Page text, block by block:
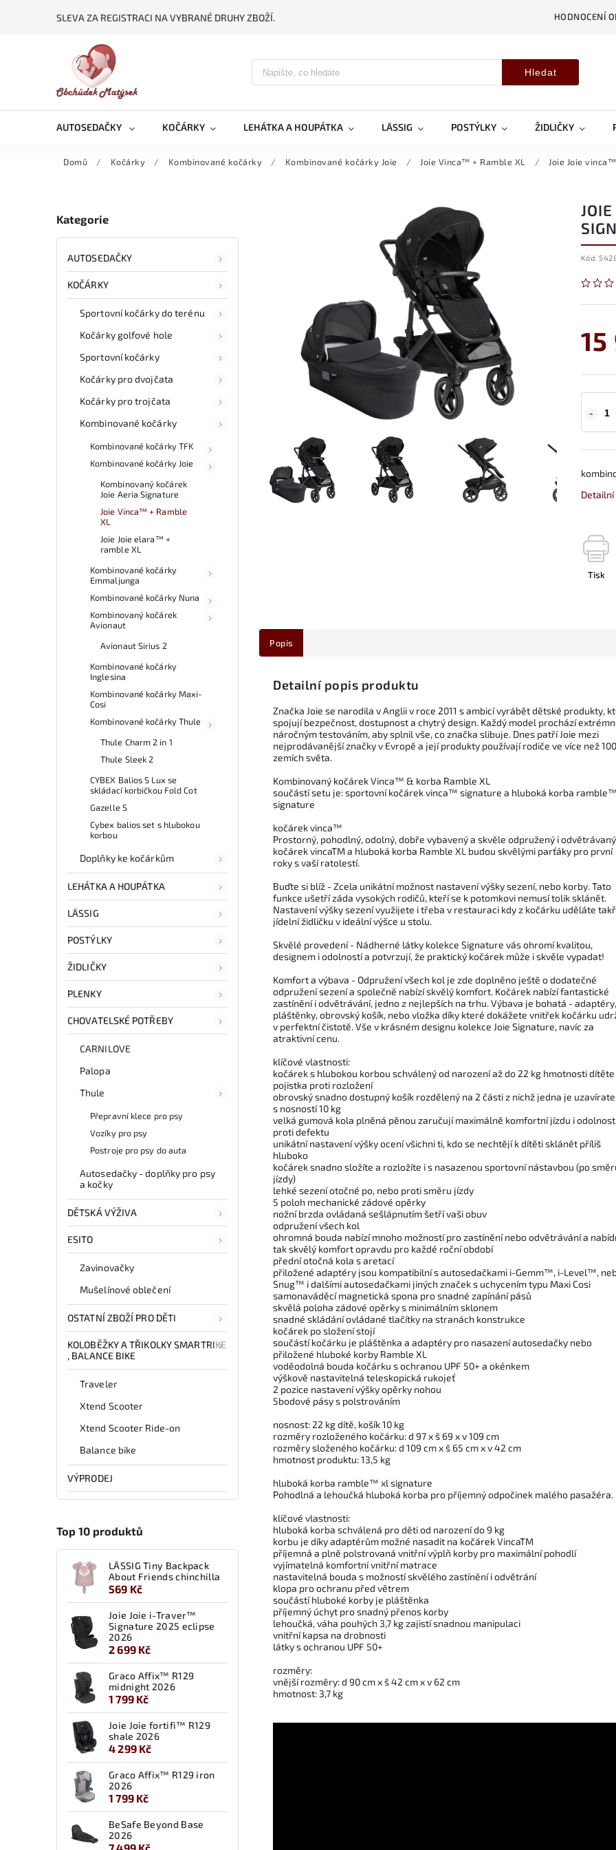
SLEVA ZA REGISTRACI NA VYBRANÉ DRUHY ZBOŽÍ. HODNOCENÍ
Hledat
AUTOSEDAČKY KOČÁRKY LEHÁTKA A HOUPÁTKA LÄSSIG POSTÝLKY ŽIDLIČKY
Domů / Kočárky / Kombinované kočárky / Kombinované kočárky Joie / Joie Vinca™ + Ramble XL / Joie Joie
Kategorie
AUTOSEDAČKY
KOČÁRKY
Sportovní kočárky do terénu
Kočárky golfové hole
Sportovní kočárky
Kočárky pro dvojčata
Kočárky pro trojčata
Kombinované kočárky
Kombinované kočárky TFK
Kombinované kočárky Joie
Kombinovaný kočárek
Joie Aeria Signature
Joie Vinca™ + Ramble
XL
Joie Joie elara™ +
ramble XL
Kombinované kočárky
Emmaljunga
Kombinované kočárky Nuna
Kombinovaný kočárek
Avionaut
Avionaut Sirius 2
Kombinované kočárky
Inglesina
Kombinované kočárky Maxi-
Cosi
Kombinované kočárky Thule
Thule Charm 2 in 1
Thule Sleek 2
CYBEX Balios S Lux se
skládací korbičkou Fold Cot
Gazelle S
Cybex balios set s hlubokou
korbou
Doplňky ke kočárkům
LEHÁTKA A HOUPÁTKA
LÄSSIG
POSTÝLKY
ŽIDLIČKY
PLENKY
CHOVATELSKÉ POTŘEBY
CARNILOVE
Palopa
Thule
Přepravní klece pro psy
Vozíky pro psy
Postroje pro psy do auta
Autosedačky - doplňky pro psy
a kočky
DĚTSKÁ VÝŽIVA
ESITO
Zavinovačky
Mušelínové oblečení
OSTATNÍ ZBOŽÍ PRO DĚTI
KOLOBĚŽKY A TŘIKOLKY SMARTRIKE
, BALANCE BIKE
Traveler
Xtend Scooter
Xtend Scooter Ride-on
Balance bike
VÝPRODEJ
Top 10 produktů
LÄSSIG Tiny Backpack
About Friends chinchilla
569 Kč
Joie Joie i-Traver™
Signature 2025 eclipse
2026
2 699 Kč
Graco Affix™ R129
midnight 2026
1 799 Kč
Joie Joie fortifi™ R129
shale 2026
4 299 Kč
Graco Affix™ R129 iron
2026
1 799 Kč
BeSafe Beyond Base
2026
7 499 Kč
Kód:
15
Tisk
Popis
Detailní popis produktu
Značka Joie se narodila v Anglii v roce 2011 s ambicí vyrábět dětské produkty,
spojují bezpečnost, dostupnost a chytrý design. Každý model prochází
náročným testováním, aby splnil vše, co značka slibuje. Dnes patří Joie mezi
nejprodávanější značky v Evropě a její produkty používají rodiče ve více než 100
zemích světa.
Kombinovaný kočárek Vinca™ & korba Ramble XL
součástí setu je: sportovní kočárek vinca™ signature a hluboká korba
signature
kočárek vinca™
Prostorný, pohodlný, odolný, dobře vybavený a skvěle odpružený i odvětrávaný
kočárek vincaTM a hluboká korba Ramble XL budou skvělými parťáky pro první
roky s vaší ratolestí.
Buďte si blíž - Zcela unikátní možnost nastavení výšky sezení, nebo korby. Tato
funkce ušetří záda vysokých rodičů, kteří se k potomkovi nemusí tolik sklánět.
Nastavení výšky sezení využijete i třeba v restauraci kdy z kočárku uděláte
jídelní židličku v ideální výšce u stolu.
Skvělé provedení - Nádherné látky kolekce Signature vás ohromí kvalitou,
designem i odolností a potvrzují, že praktický kočárek může i skvěle vypadat!
Komfort a výbava - Odpružení všech kol je zde doplněno ještě o dodatečné
odpružení sezení a společně nabízí skvělý komfort. Kočárek nabízí fantastické
zastínění i odvětrávání, jedno z nejlepších na trhu. Výbava je bohatá - adaptéry,
pláštěnky, obrovský košík, nebo vložka díky které dokážete vnitřek kočárku
v perfektní čistotě. Vše v krásném designu kolekce Joie Signature, navíc za
atraktivní cenu.
klíčové vlastnosti:
kočárek s hlubokou korbou schválený od narození až do 22 kg hmotnosti dítěte
pojistka proti rozložení
obrovský snadno dostupný košík rozdělený na 2 části z nichž jedna je
s nosností 10 kg
velká gumová kola plněná pěnou zaručují maximálně komfortní jízdu i odolnost
proti defektu
unikátní nastavení výšky ocení všichni ti, kdo se nechtějí k dítěti sklánět příliš
hluboko
kočárek snadno složíte a rozložíte i s nasazenou sportovní nástavbou (po
jízdy)
lehké sezení otočné po, nebo proti směru jízdy
5 poloh mechanické zádové opěrky
nožní brzda ovládaná sešlápnutím šetří vaši obuv
odpružení všech kol
ohromná bouda nabízí mnoho možností pro zastínění nebo odvětrávání a
tak skvělý komfort opravdu pro každé roční období
přední otočná kola s aretací
přiložené adaptéry jsou kompatibilní s autosedačkami i-Gemm™, i-Level™,
Snug™ i dalšími autosedačkami jiných značek s uchycením typu Maxi Cosi
samonaváděcí magnetická spona pro snadné zapínání pásů
skvělá poloha zádové opěrky s minimálním sklonem
snadné skládání ovládané tlačítky na stranách konstrukce
kočárek po složení stojí
součástí kočárku je pláštěnka a adaptéry pro nasazení autosedačky nebo
přiložené hluboké korby Ramble XL
voděodolná bouda kočárku s ochranou UPF 50+ a okénkem
výškově nastavitelná teleskopická rukojeť
2 pozice nastavení výšky opěrky nohou
5bodové pásy s polstrováním
nosnost: 22 kg dítě, košík 10 kg
rozměry rozloženého kočárku: d 97 x š 69 x v 109 cm
rozměry složeného kočárku: d 109 cm x š 65 cm x v 42 cm
hmotnost produktu: 13,5 kg
hluboká korba ramble™ xl signature
Pohodlná a lehoučká hluboká korba pro příjemný odpočinek malého pasažéra.
klíčové vlastnosti:
hluboká korba schválená pro děti od narození do 9 kg
korbu je díky adaptérům možné nasadit na kočárek VincaTM
příjemná a plně polstrovaná vnitřní výplň korby pro maximální pohodlí
vyjímatelná komfortní vnitřní matrace
nastavitelná bouda s možností skvělého zastínění i odvětrání
klopa pro ochranu před větrem
součástí hluboké korby je pláštěnka
příjemný úchyt pro snadný přenos korby
lehoučká, váha pouhých 3,7 kg zajistí snadnou manipulaci
vnitřní kapsa na drobnosti
látky s ochranou UPF 50+
rozměry:
vnější rozměry: d 90 cm x š 42 cm x v 62 cm
hmotnost: 3,7 kg